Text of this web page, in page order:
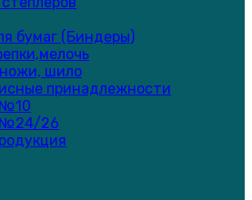
бумаг (Биндеры)
шило
принадлежности
№24/26